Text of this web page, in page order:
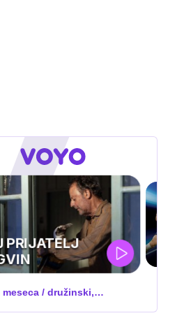
na VOYO: sreda ob 20.30